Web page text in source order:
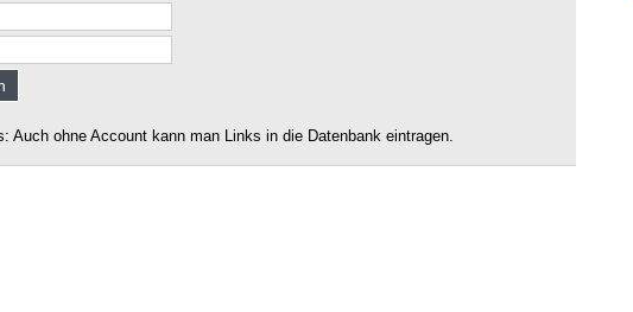
Auch ohne Account kann man Links in die Datenbank eintragen.